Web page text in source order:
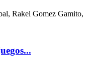
Rakel Gomez Gamito,